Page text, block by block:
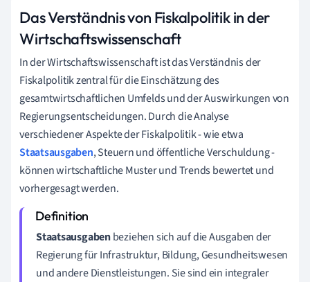
Das Verständnis von Fiskalpolitik in der
Wirtschaftswissenschaft
In der Wirtschaftswissenschaft ist das Verständnis der
Fiskalpolitik zentral für die Einschätzung des
gesamtwirtschaftlichen Umfelds und der Auswirkungen von
Regierungsentscheidungen. Durch die Analyse
verschiedener Aspekte der Fiskalpolitik - wie etwa
Staatsausgaben, Steuern und öffentliche Verschuldung -
können wirtschaftliche Muster und Trends bewertet und
vorhergesagt werden.
Staatsausgabenbeziehen sich auf die Ausgaben der
Regierung für Infrastruktur, Bildung, Gesundheitswesen
und andere Dienstleistungen. Sie sind ein integraler